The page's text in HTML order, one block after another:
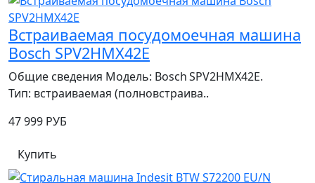
Встраиваемая посудомоечная машина
Bosch SPV2HMX42E
Общие сведения Модель: Bosch SPV2HMX42E.
Тип: встраиваемая (полновстраива..
47 999 РУБ
Купить